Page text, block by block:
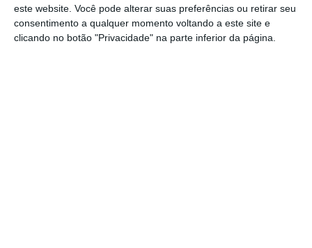
este website. Você pode alterar suas preferências ou retirar seu
consentimento a qualquer momento voltando a este site e
clicando no botão "Privacidade" na parte inferior da página.
Esta assinatura é uma forma de apoiar
o ECO e os seus jornalistas. A nossa